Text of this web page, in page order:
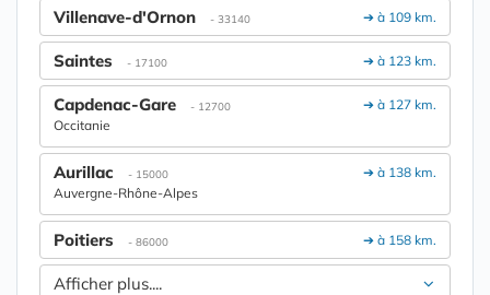
➔ à 109 km.
Villenave-d'Ornon - 33140
➔ à 123 km.
Saintes - 17100
➔ à 127 km.
Capdenac-Gare - 12700
Occitanie
➔ à 138 km.
Aurillac - 15000
Auvergne-Rhône-Alpes
➔ à 158 km.
Poitiers - 86000
Afficher plus....